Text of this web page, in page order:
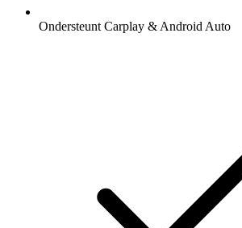
Ondersteunt Carplay & Android Auto